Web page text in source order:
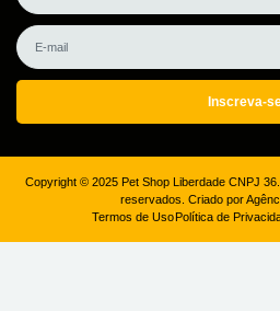
Inscreva-
Copyright © 2025 Pet Shop Liberdade CNPJ
reservados. Criado por
Termos de UsoPolítica de